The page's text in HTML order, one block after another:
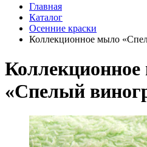
Главная
Каталог
Осенние краски
Коллекционное мыло
«Спелый